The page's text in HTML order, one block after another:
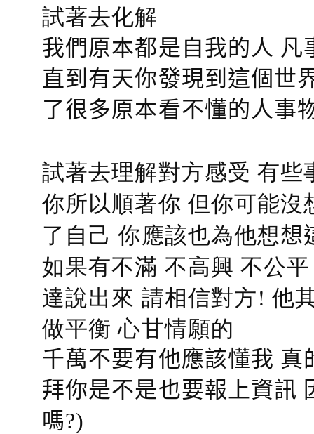
試著去化解
我們原本都是自我的人
直到有天你發現到這個世
了很多原本看不懂的人事
試著去理解對方感受 有
你所以順著你 但你可能
了自己 你應該也為他想想
如果有不滿 不高興 不公
達說出來 請相信對方! 他
做平衡 心甘情願的
千萬不要有他應該懂我
拜你是不是也要報上資訊
嗎?)